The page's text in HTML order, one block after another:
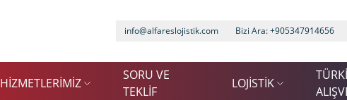
info@alfareslojistik.com Bizi Ara:+905347914656
HİZMETLERİMİZ
SORU VE
TEKLİF
LOJİSTİK